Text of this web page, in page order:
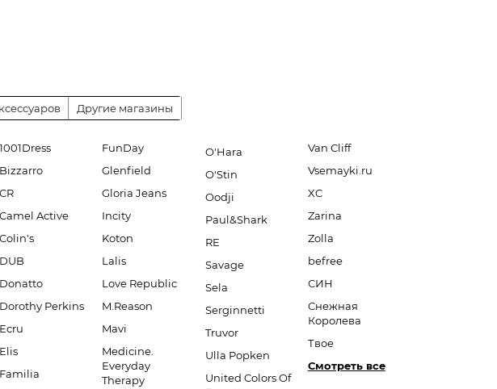
Другие магазины
1001Dress
Bizzarro
CR
Camel Active
Colin's
DUB
Donatto
Dorothy Perkins
Ecru
Elis
Familia
FunDay
Glenfield
Gloria Jeans
Incity
Koton
Lalis
Love Republic
M.Reason
Mavi
Medicine.
Everyday
Therapy
O'Hara
O'Stin
Oodji
Paul&Shark
RE
Savage
Sela
Serginnetti
Truvor
Ulla Popken
United Colors Of
Van Cliff
Vsemayki.ru
XC
Zarina
Zolla
befree
СИН
Снежная
Королева
Твое
Смотреть все